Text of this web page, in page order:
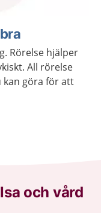
Rörelse hjälper
All rörelse
kan göra för att
och vård